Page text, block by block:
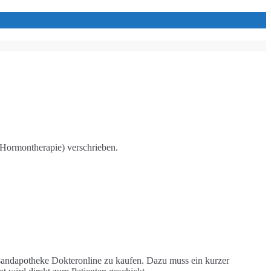
verschrieben.
Dokteronline zu kaufen. Dazu muss ein kurzer